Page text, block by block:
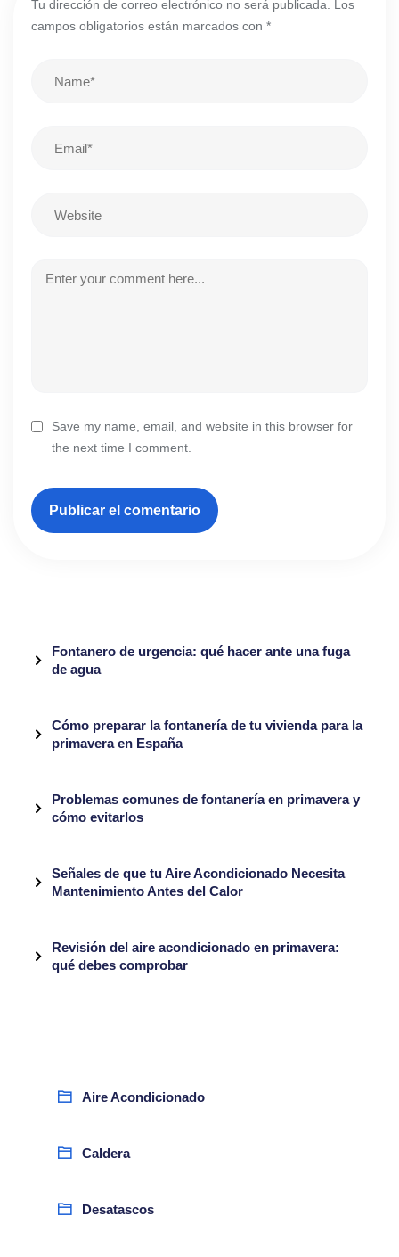
Tu dirección de correo electrónico no será publicada.
Los
campos obligatorios están marcados con *
Save my name, email, and website in this browser for
the next time I comment.
Fontanero de urgencia: qué hacer ante una fuga
de agua
Cómo preparar la fontanería de tu vivienda para la
primavera en España
Problemas comunes de fontanería en primavera y
cómo evitarlos
Señales de que tu Aire Acondicionado Necesita
Mantenimiento Antes del Calor
Revisión del aire acondicionado en primavera:
qué debes comprobar
Aire Acondicionado
Caldera
Desatascos